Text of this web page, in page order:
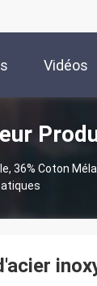
Vidéos
36% Coton